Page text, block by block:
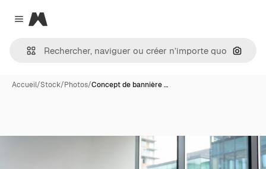
Close menu
Magnific
Accueil/Stock/Photos/Concept de bannière …